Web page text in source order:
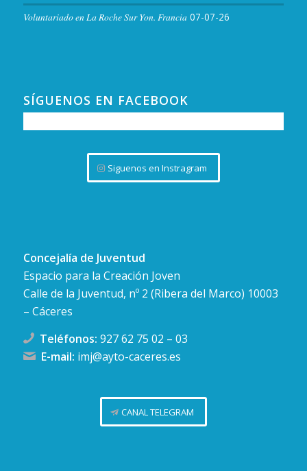
Voluntariado en La Roche Sur Yon. Francia 07-07-26
SÍGUENOS EN FACEBOOK
Siguenos en Instragram
Concejalía de Juventud
Espacio para la Creación Joven
Calle de la Juventud, nº 2 (Ribera del Marco) 10003
– Cáceres
Teléfonos: 927 62 75 02 – 03
E-mail: imj@ayto-caceres.es
CANAL TELEGRAM